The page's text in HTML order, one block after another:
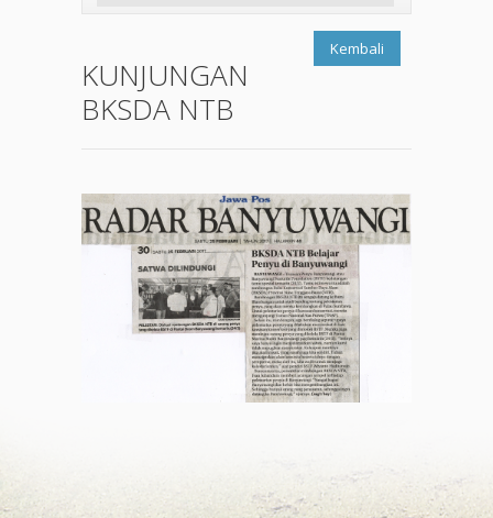
Kembali
KUNJUNGAN
BKSDA NTB